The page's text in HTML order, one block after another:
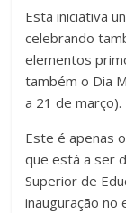
Esta iniciativa
celebrando
elementos
também o Dia
a 21 de março).
Este é apenas
que está a ser
Superior de
inauguração no